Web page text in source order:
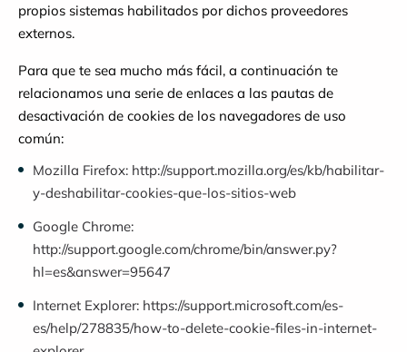
propios sistemas habilitados por dichos proveedores
externos.
Para que te sea mucho más fácil, a continuación te
relacionamos una serie de enlaces a las pautas de
desactivación de cookies de los navegadores de uso
común:
Mozilla Firefox: http://support.mozilla.org/es/kb/habilitar-
y-deshabilitar-cookies-que-los-sitios-web
Google Chrome:
http://support.google.com/chrome/bin/answer.py?
hl=es&answer=95647
Internet Explorer: https://support.microsoft.com/es-
es/help/278835/how-to-delete-cookie-files-in-internet-